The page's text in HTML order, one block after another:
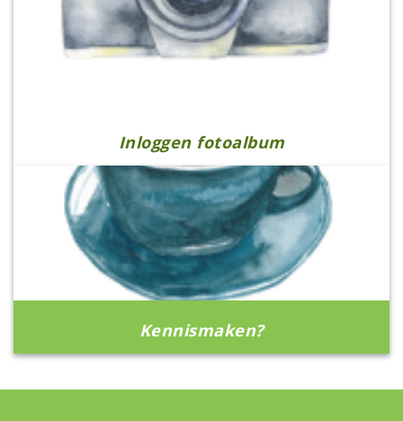
Inloggen fotoalbum
Kennismaken?